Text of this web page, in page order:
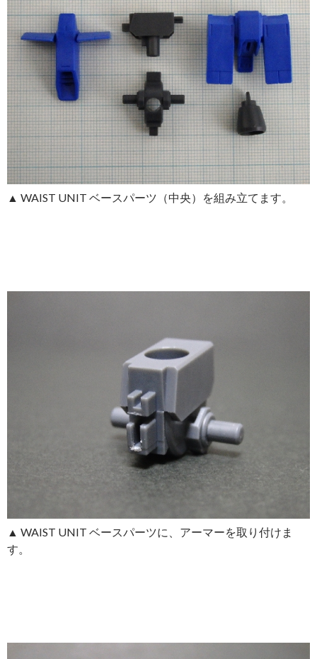
▲ WAIST UNIT ベースパーツ（中央）を組み立てます。
▲ WAIST UNIT ベースパーツに、アーマーを取り付けま
す。